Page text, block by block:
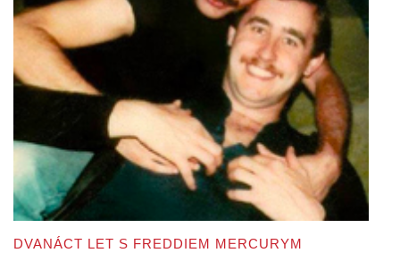
DVANÁCT LET S FREDDIEM MERCURYM